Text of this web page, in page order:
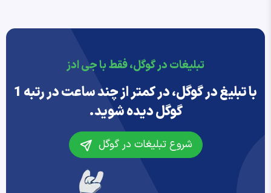
تبلیغات در گوگل، فقط با جی ادز
با تبلیغ در گوگل، در کمتر از چند ساعت در رتبه 1
گوگل دیده شوید.
شروع تبلیغات در گوگل